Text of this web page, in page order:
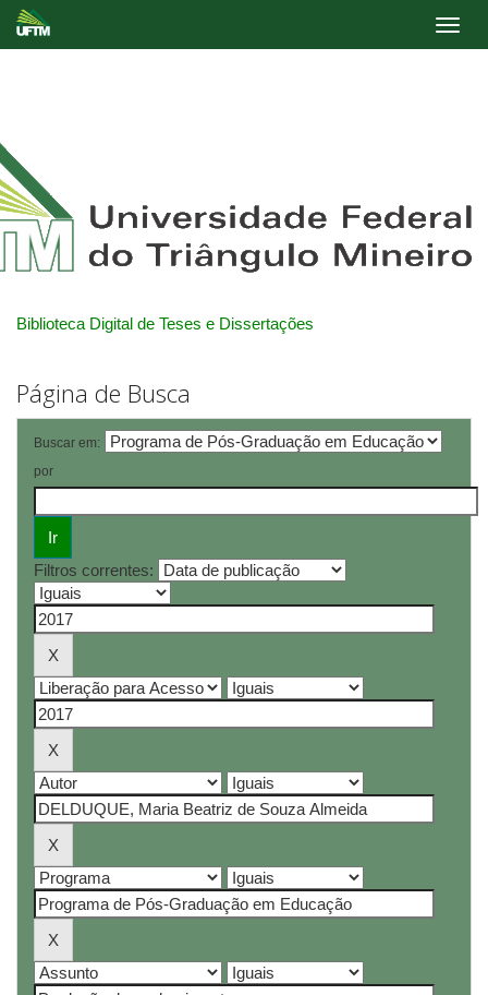
Biblioteca Digital de Teses e Dissertações
Página de Busca
Buscar em:
por
Filtros correntes: